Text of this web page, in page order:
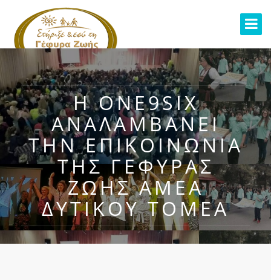
Η ONE9SIX
ΑΝΑΛΑΜΒΆΝΕΙ
ΤΗΝ ΕΠΙΚΟΙΝΩΝΊΑ
ΤΗΣ ΓΈΦΥΡΑΣ
ΖΩΉΣ ΑΜΕΑ
ΔΥΤΙΚΟΎ ΤΟΜΈΑ